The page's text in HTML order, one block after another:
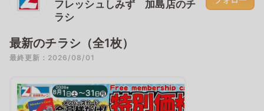
フレッシュしみず 加島店のチ
ラシ
最新のチラシ（全1枚）
最終更新：2026/08/01